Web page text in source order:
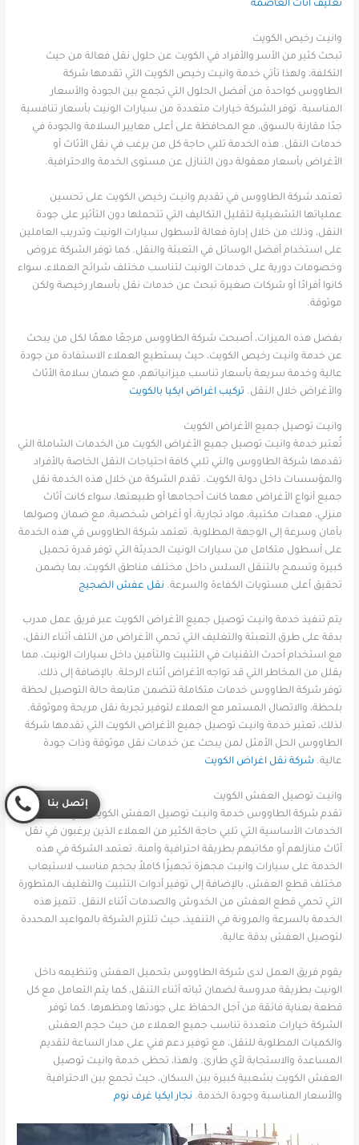
تغليف اثاث العاصمة
وانيـت رخيص الكويت
تبحث كثير من الأسر والأفراد في الكويت عن حلول نقل فعالة من حيث
التكلفة، ولهذا تأتي خدمة وانيـت رخيص الكويت التي تقدمها شركة
الطاووس كواحدة من أفضل الحلول التي تجمع بين الجودة والأسعار
المناسبة. توفر الشركة خيارات متعددة من سيارات الونيت بأسعار تنافسية
جدًا مقارنة بالسوق، مع المحافظة على أعلى معايير السلامة والجودة في
خدمات النقل. هذه الخدمة تلبي حاجة كل من يرغب في نقل الأثاث أو
الأغراض بأسعار معقولة دون التنازل عن مستوى الخدمة والاحترافية.
تعتمد شركة الطاووس في تقديم وانيـت رخيص الكويت على تحسين
عملياتها التشغيلية لتقليل التكاليف التي تتحملها دون التأثير على جودة
النقل، وذلك من خلال إدارة فعالة لأسطول سيارات الونيت وتدريب العاملين
على استخدام أفضل الوسائل في التعبئة والنقل. كما توفر الشركة عروض
وخصومات دورية على خدمات الونيت لتناسب مختلف شرائح العملاء، سواء
كانوا أفرادًا أو شركات صغيرة تبحث عن خدمات نقل بأسعار رخيصة ولكن
موثوقة.
بفضل هذه الميزات، أصبحت شركة الطاووس مرجعًا مهمًا لكل من يبحث
عن خدمة وانيـت رخيص الكويت، حيث يستطيع العملاء الاستفادة من جودة
عالية وخدمة سريعة بأسعار تناسب ميزانياتهم، مع ضمان سلامة الأثاث
والأغراض خلال النقل. تركيب اغراض ايكيا بالكويت
وانيـت توصيل جميع الأغراض الكويت
تُعتبر خدمة وانيـت توصيل جميع الأغراض الكويت من الخدمات الشاملة التي
تقدمها شركة الطاووس والتي تلبي كافة احتياجات النقل الخاصة بالأفراد
والمؤسسات داخل دولة الكويت. تقدم الشركة من خلال هذه الخدمة نقل
جميع أنواع الأغراض مهما كانت أحجامها أو طبيعتها، سواء كانت أثاث
منزلي، معدات مكتبية، مواد تجارية، أو أغراض شخصية، مع ضمان وصولها
بأمان وسرعة إلى الوجهة المطلوبة. تعتمد شركة الطاووس في هذه الخدمة
على أسطول متكامل من سيارات الونيت الحديثة التي توفر قدرة تحميل
كبيرة وتسمح بالتنقل السلس داخل مختلف مناطق الكويت، بما يضمن
تحقيق أعلى مستويات الكفاءة والسرعة. نقل عفش الضجيج
يتم تنفيذ خدمة وانيـت توصيل جميع الأغراض الكويت عبر فريق عمل مدرب
بدقة على طرق التعبئة والتغليف التي تحمي الأغراض من التلف أثناء النقل،
مع استخدام أحدث التقنيات في التثبيت والتأمين داخل سيارات الونيت، مما
يقلل من المخاطر التي قد تواجه الأغراض أثناء الرحلة. بالإضافة إلى ذلك،
توفر شركة الطاووس خدمات متكاملة تتضمن متابعة حالة التوصيل لحظة
بلحظة، والاتصال المستمر مع العملاء لتوفير تجربة نقل مريحة وموثوقة.
لذلك، تعتبر خدمة وانيـت توصيل جميع الأغراض الكويت التي تقدمها شركة
الطاووس الحل الأمثل لمن يبحث عن خدمات نقل موثوقة وذات جودة
عالية. شركة نقل اغراض الكويت
وانيـت توصيل العفش الكويت
تقدم شركة الطاووس خدمة وانيـت توصيل العفش الكويت التي تُعد من
الخدمات الأساسية التي تلبي حاجة الكثير من العملاء الذين يرغبون في نقل
أثاث منازلهم أو مكاتبهم بطريقة احترافية وآمنة. تعتمد الشركة في هذه
الخدمة على سيارات وانيـت مجهزة تجهيزًا كاملاً بحجم مناسب لاستيعاب
مختلف قطع العفش، بالإضافة إلى توفير أدوات التثبيت والتغليف المتطورة
التي تحمي قطع العفش من الخدوش والصدمات أثناء النقل. تتميز هذه
الخدمة بالسرعة والمرونة في التنفيذ، حيث تلتزم الشركة بالمواعيد المحددة
لتوصيل العفش بدقة عالية.
يقوم فريق العمل لدى شركة الطاووس بتحميل العفش وتنظيمه داخل
الونيت بطريقة مدروسة لضمان ثباته أثناء التنقل، كما يتم التعامل مع كل
قطعة بعناية فائقة من أجل الحفاظ على جودتها ومظهرها. كما توفر
الشركة خيارات متعددة تناسب جميع العملاء من حيث حجم العفش
والكميات المطلوبة للنقل، مع توفير دعم فني على مدار الساعة لتقديم
المساعدة والاستجابة لأي طارئ. ولهذا، تحظى خدمة وانيـت توصيل
العفش الكويت بشعبية كبيرة بين السكان، حيث تجمع بين الاحترافية
والأسعار المناسبة وجودة الخدمة. نجار ايكيا غرف نوم
إتصل بنا